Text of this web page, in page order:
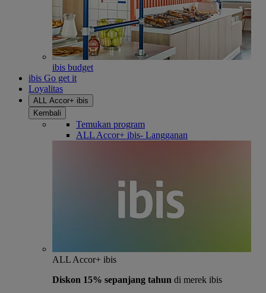
ibis budget
ibis Go get it
Loyalitas
ALL Accor+ ibis
Kembali
Temukan program
ALL Accor+ ibis- Langganan
ALL Accor+ ibis
Diskon 15% sepanjang tahun di merek ibis